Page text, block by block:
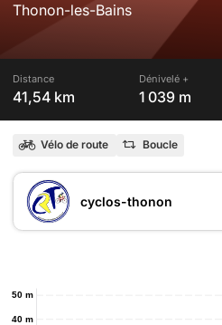
Thonon-les-Bains
Distance
41,54 km
Dénivelé +
1 039 m
Vélo de route Boucle
cyclos-thonon
40 m
50 m